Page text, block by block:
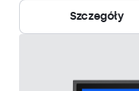
Szczegóły